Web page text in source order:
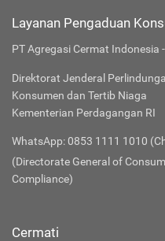
Layanan Pengaduan
PT Agregasi Cermat Indonesia
Direktorat Jenderal
Konsumen dan Tertib Niaga
Kementerian Perdagangan RI
WhatsApp: 0853 1111 1010
(Directorate General of
Compliance)
Cermati